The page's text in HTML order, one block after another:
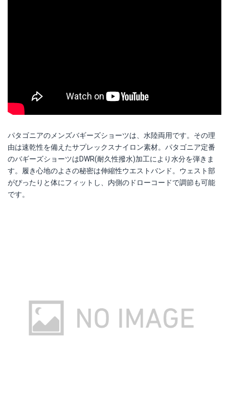
パタゴニアのメンズバギーズショーツは、水陸両用です。その理
由は速乾性を備えたサプレックスナイロン素材。パタゴニア定番
のバギーズショーツはDWR(耐久性撥水)加工により水分を弾きま
す。履き心地のよさの秘密は伸縮性ウエストバンド。ウェスト部
がぴったりと体にフィットし、内側のドローコードで調節も可能
です。